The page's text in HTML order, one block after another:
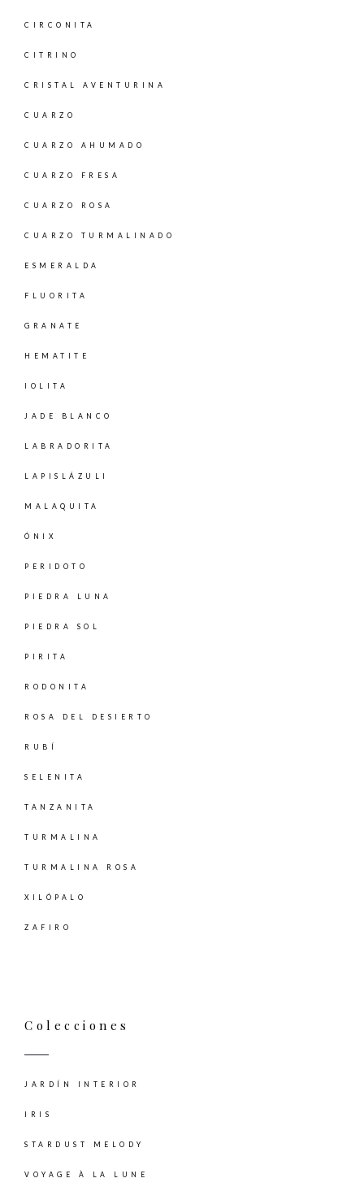
CIRCONITA
CITRINO
CRISTAL AVENTURINA
CUARZO
CUARZO AHUMADO
CUARZO FRESA
CUARZO ROSA
CUARZO TURMALINADO
ESMERALDA
FLUORITA
GRANATE
HEMATITE
IOLITA
JADE BLANCO
LABRADORITA
LAPISLÁZULI
MALAQUITA
ÓNIX
PERIDOTO
PIEDRA LUNA
PIEDRA SOL
PIRITA
RODONITA
ROSA DEL DESIERTO
RUBÍ
SELENITA
TANZANITA
TURMALINA
TURMALINA ROSA
XILÓPALO
ZAFIRO
Colecciones
JARDÍN INTERIOR
IRIS
STARDUST MELODY
VOYAGE À LA LUNE